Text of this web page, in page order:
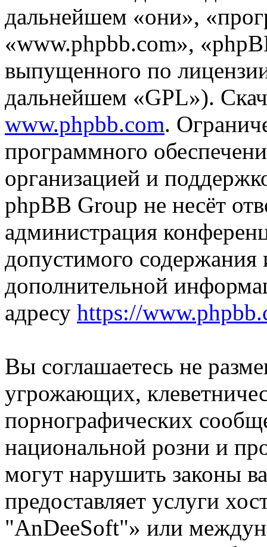
дальнейшем «они»,
«www.phpbb.com»,
выпущенного по
дальнейшем «GPL»).
www.phpbb.com.
программного
организацией и
phpBB Group не несёт
администрация
допустимого
дополнительной
адресу https://
Вы соглашаетесь не
угрожающих,
порнографических
национальной розни и
могут нарушить законы
предоставляет услуги
"AnDeeSoft"» или